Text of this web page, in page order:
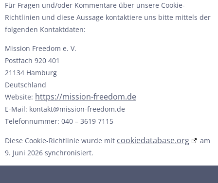
Für Fragen und/oder Kommentare über unsere Cookie-
Richtlinien und diese Aussage kontaktiere uns bitte mittels der
folgenden Kontaktdaten:
Mission Freedom e. V.
Postfach 920 401
21134 Hamburg
Deutschland
Website: https://mission-freedom.de
E-Mail: kontakt@mission-freedom.de
Telefonnummer: 040 – 3619 7115
Diese Cookie-Richtlinie wurde mit cookiedatabase.org
am
9. Juni 2026 synchronisiert.